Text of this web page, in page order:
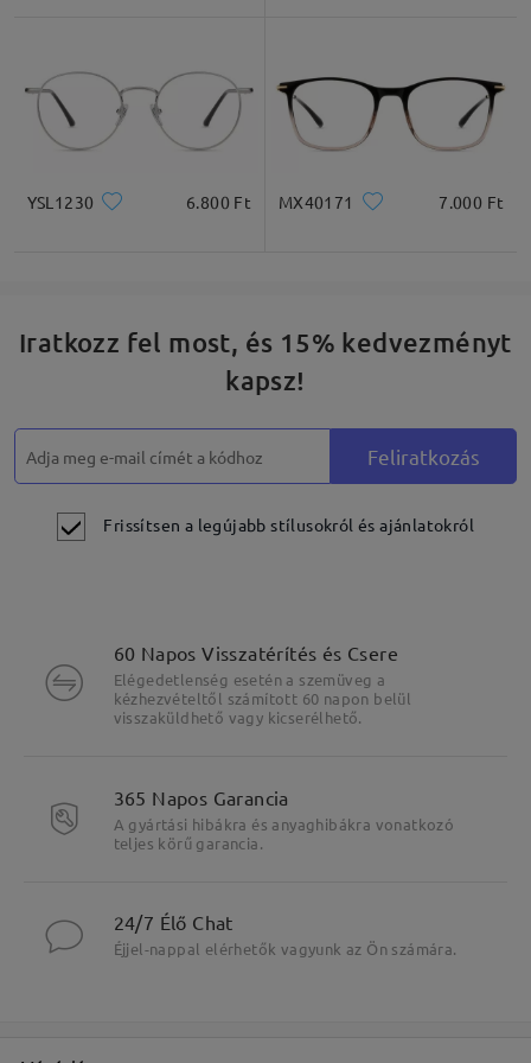
Termékleírás
YSL1230 6.800 Ft MX40171 7.000 Ft
Iratkozz fel most, és 15% kedvezményt
kapsz!
Feliratkozás
Frissítsen a legújabb stílusokról és ajánlatokról
60 Napos Visszatérítés és Csere
Elégedetlenség esetén a szemüveg a
kézhezvételtől számított 60 napon belül
visszaküldhető vagy kicserélhető.
365 Napos Garancia
A gyártási hibákra és anyaghibákra vonatkozó
teljes körű garancia.
24/7 Élő Chat
Éjjel-nappal elérhetők vagyunk az Ön számára.